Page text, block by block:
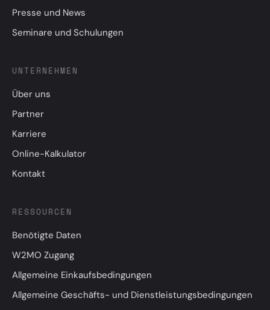
Presse und News
Seminare und Schulungen
UNTERNEHMEN
Über uns
Partner
Karriere
Online-Kalkulator
Kontakt
RESSOURCEN
Benötigte Daten
W2MO Zugang
Allgemeine Einkaufsbedingungen
Allgemeine Geschäfts- und Dienstleistungsbedingungen